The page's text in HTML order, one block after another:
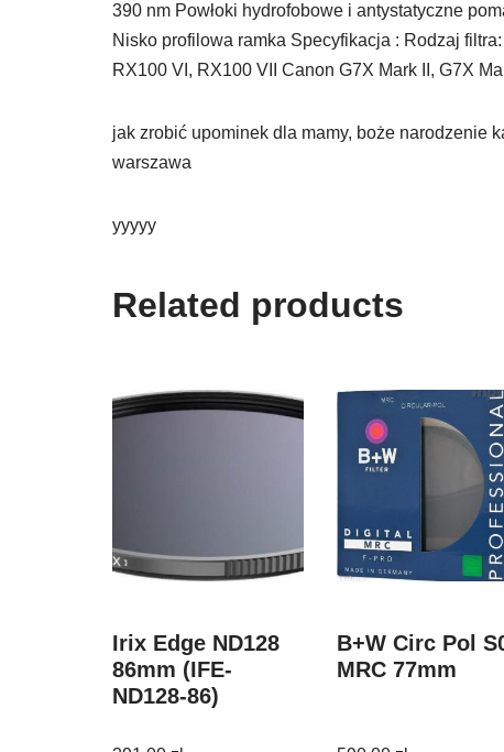
390 nm Powłoki hydrofobowe i antystatyczne
Nisko profilowa ramka Specyfikacja : Rodzaj
RX100 VI, RX100 VII Canon G7X Mark II, G7X
jak zrobić upominek dla mamy, boże narodzenie
warszawa
yyyyy
Related products
Irix Edge ND128
86mm (IFE-
ND128-86)
B+W Circ Pol
MRC 77mm